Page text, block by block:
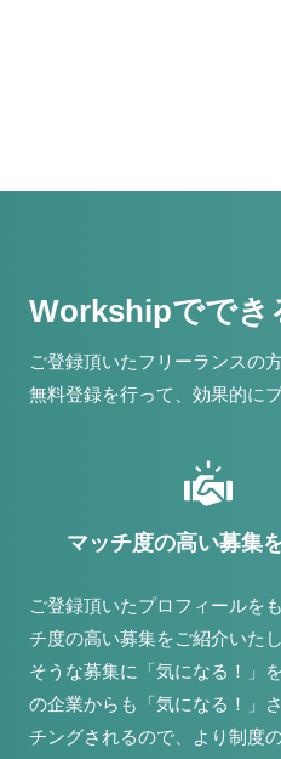
Workshipででき
ご登録頂いたフリーランスの
無料登録を行って、効果的に
マッチ度の高い募集
ご登録頂いたプロフィールを
チ度の高い募集をご紹介いた
そうな募集に「気になる！」
の企業からも「気になる！」
チングされるので、より制度